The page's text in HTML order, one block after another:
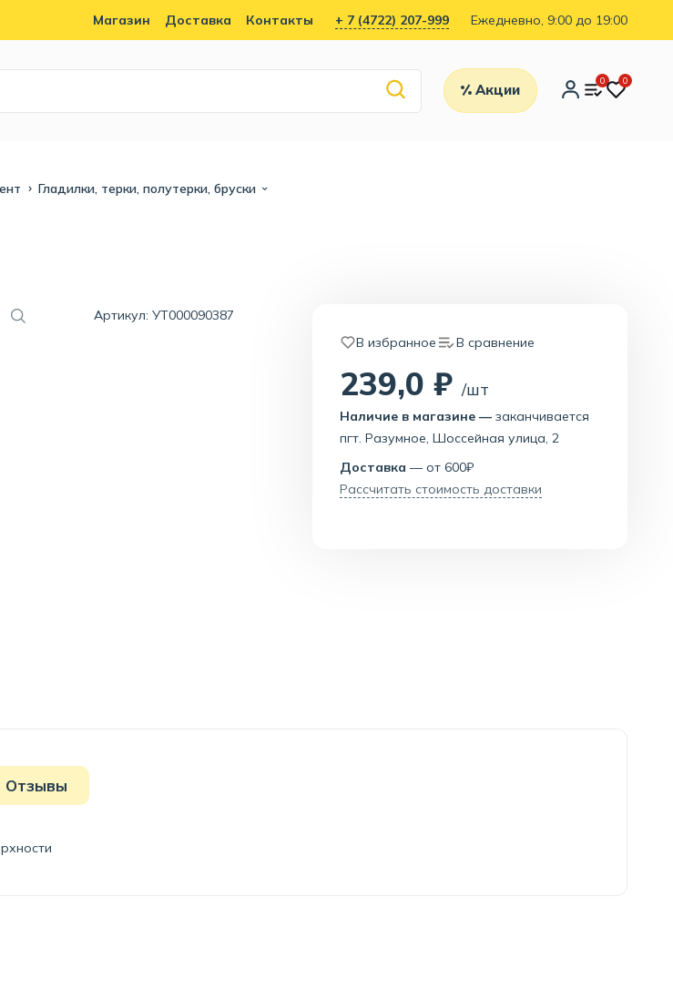
Магазин Доставка Контакты + 7 (4722) 207-999 Ежедневно, 9:00 до 19:00
Акции
0 0
Гладилки, терки, полутерки, бруски
Артикул: УТ000090387
В избранное
В сравнение
239,0 ₽/шт
Наличие в магазине — заканчивается
пгт. Разумное, Шоссейная улица, 2
Доставка — от 600₽
Рассчитать стоимость доставки
Отзывы